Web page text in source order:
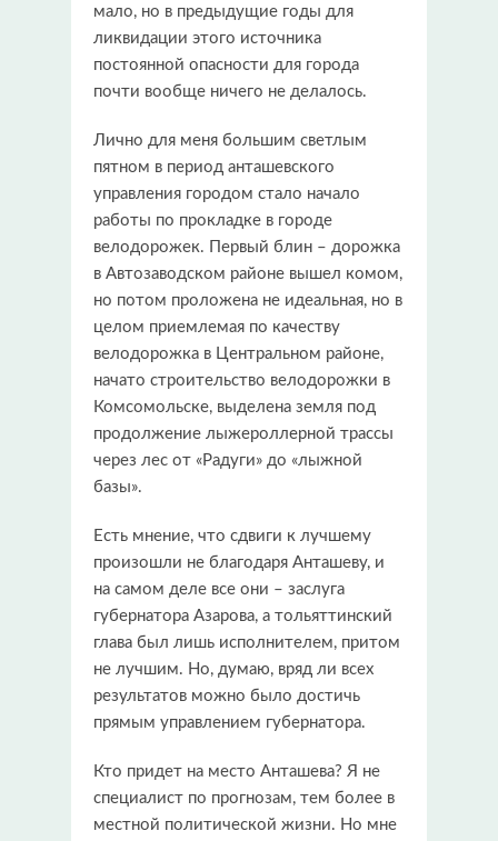
мало, но в предыдущие годы для
ликвидации этого источника
постоянной опасности для города
почти вообще ничего не делалось.
Лично для меня большим светлым
пятном в период анташевского
управления городом стало начало
работы по прокладке в городе
велодорожек. Первый блин – дорожка
в Автозаводском районе вышел комом,
но потом проложена не идеальная, но в
целом приемлемая по качеству
велодорожка в Центральном районе,
начато строительство велодорожки в
Комсомольске, выделена земля под
продолжение лыжероллерной трассы
через лес от «Радуги» до «лыжной
базы».
Есть мнение, что сдвиги к лучшему
произошли не благодаря Анташеву, и
на самом деле все они – заслуга
губернатора Азарова, а тольяттинский
глава был лишь исполнителем, притом
не лучшим. Но, думаю, вряд ли всех
результатов можно было достичь
прямым управлением губернатора.
Кто придет на место Анташева? Я не
специалист по прогнозам, тем более в
местной политической жизни. Но мне